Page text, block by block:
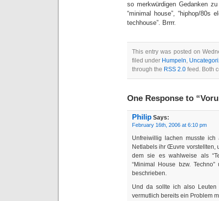
so merkwürdigen Gedanken
“minimal house”, “hiphop/80s
techhouse”. Brrrr.
This entry was posted on
filed under Humpeln,
through the RSS 2.0 feed. Both
One Response to
Philip Says:
February 16th, 2006 at 6:10 pm
Unfreiwillig lachen musste
Netlabels ihr Œuvre vorstellten,
dem sie es wahlweise als
“Minimal House bzw.
beschrieben.
Und da sollte ich also Leuten
vermutlich bereits ein Problem